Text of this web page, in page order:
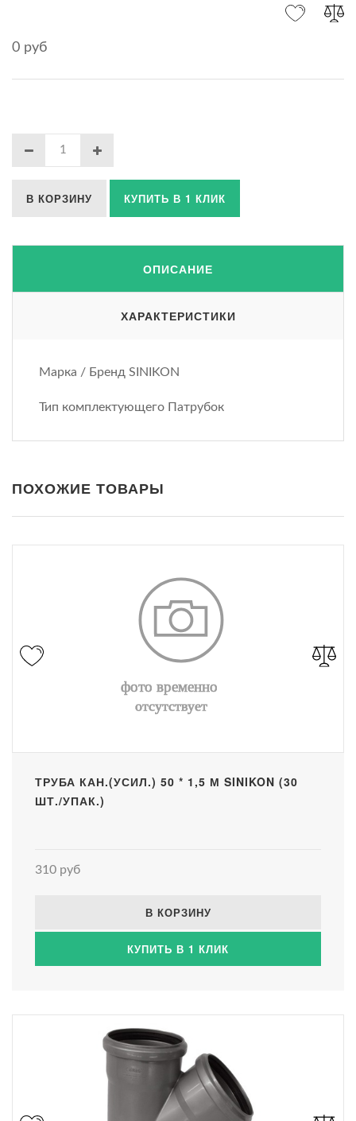
0 руб
В КОРЗИНУ КУПИТЬ В 1 КЛИК
ОПИСАНИЕ
ХАРАКТЕРИСТИКИ
Марка / Бренд SINIKON
Тип комплектующего Патрубок
ПОХОЖИЕ ТОВАРЫ
ТРУБА КАН.(УСИЛ.) 50 * 1,5 М SINIKON (30
ШТ./УПАК.)
310 руб
В КОРЗИНУ
КУПИТЬ В 1 КЛИК